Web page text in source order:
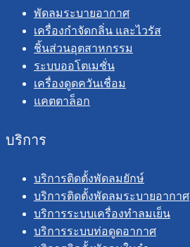
พัดลมระบายอากาศ
เครื่องกำจัดกลิ่น และไวรัส
ชิ้นส่วนอุตสาหกรรม
ระบบออโตเมชั่น
เครื่องดูดควันเชื่อม
แคตตาล็อก
บริการ
บริการติดตั้งพัดลมยักษ์
บริการติดตั้งพัดลมระบายอากาศ
บริการระบบเครื่องทำลมเย็น
บริการระบบท่อดูดอากาศ